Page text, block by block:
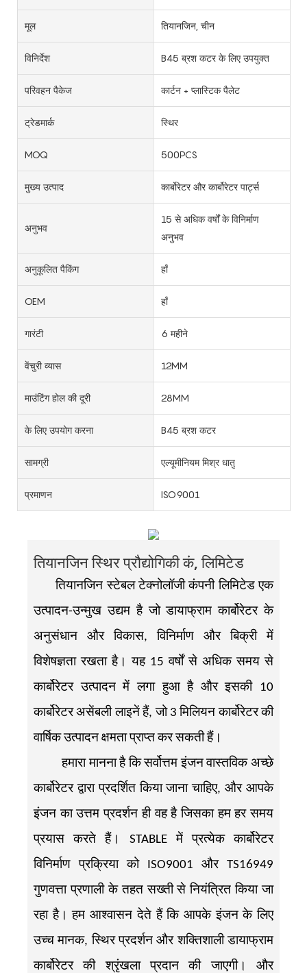
मूल तियानजिन, चीन
विनिर्देश B45 ब्रश कटर के लिए उपयुक्त
परिवहन पैकेज कार्टन + प्लास्टिक पैलेट
ट्रेडमार्क स्थिर
MOQ 500PCS
मुख्य उत्पाद कार्बोरेटर और कार्बोरेटर पार्ट्स
अनुभव
15 से अधिक वर्षों के विनिर्माण
अनुभव
अनुकूलित पैकिंग हाँ
OEM हाँ
गारंटी 6 महीने
वेंचुरी व्यास 12MM
माउंटिंग होल की दूरी 28MM
के लिए उपयोग करना B45 ब्रश कटर
सामग्री एल्यूमीनियम मिश्र धातु
प्रमाणन ISO9001
तियानजिन स्थिर प्रौद्योगिकी कं, लिमिटेड
तियानजिन स्टेबल टेक्नोलॉजी कंपनी लिमिटेड एक
उत्पादन-उन्मुख उद्यम है जो डायाफ्राम कार्बोरेटर के
अनुसंधान और विकास, विनिर्माण और बिक्री में
विशेषज्ञता रखता है। यह 15 वर्षों से अधिक समय से
कार्बोरेटर उत्पादन में लगा हुआ है और इसकी 10
कार्बोरेटर असेंबली लाइनें हैं, जो 3 मिलियन कार्बोरेटर की
वार्षिक उत्पादन क्षमता प्राप्त कर सकती हैं।
हमारा मानना ​​है कि सर्वोत्तम इंजन वास्तविक अच्छे
कार्बोरेटर द्वारा प्रदर्शित किया जाना चाहिए, और आपके
इंजन का उत्तम प्रदर्शन ही वह है जिसका हम हर समय
प्रयास करते हैं। STABLE में प्रत्येक कार्बोरेटर
विनिर्माण प्रक्रिया को ISO9001 और TS16949
गुणवत्ता प्रणाली के तहत सख्ती से नियंत्रित किया जा
रहा है। हम आश्वासन देते हैं कि आपके इंजन के लिए
उच्च मानक, स्थिर प्रदर्शन और शक्तिशाली डायाफ्राम
कार्बोरेटर की श्रृंखला प्रदान की जाएगी। और